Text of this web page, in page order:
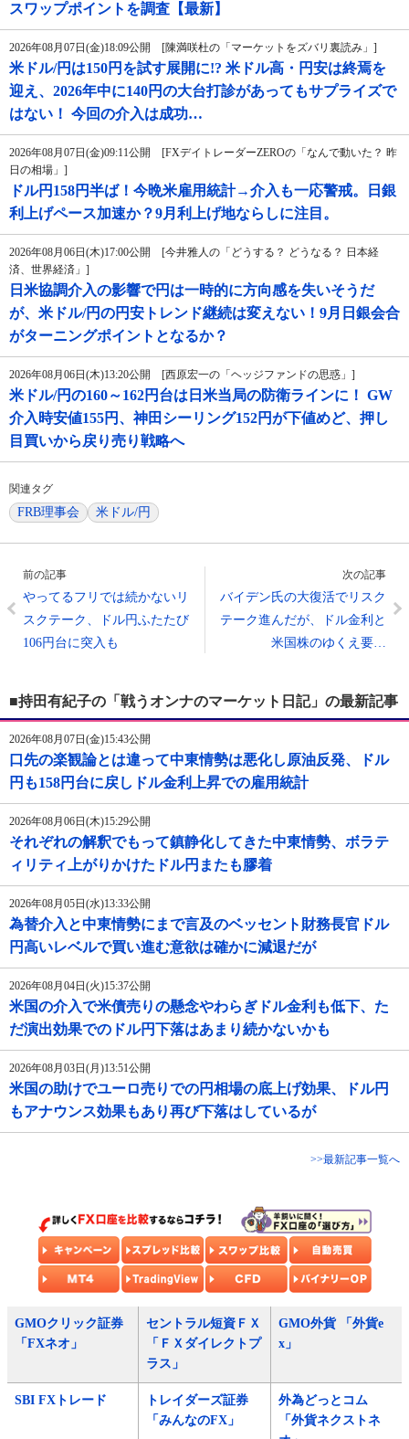
スワップポイントを調査【最新】
2026年08月07日(金)18:09公開 [陳満咲杜の「マーケットをズバリ裏読み」]
米ドル/円は150円を試す展開に!? 米ドル高・円安は終焉を
迎え、2026年中に140円の大台打診があってもサプライズで
はない！ 今回の介入は成功…
2026年08月07日(金)09:11公開 [FXデイトレーダーZEROの「なんで動いた？ 昨
日の相場」]
ドル円158円半ば！今晩米雇用統計→介入も一応警戒。日銀
利上げペース加速か？9月利上げ地ならしに注目。
2026年08月06日(木)17:00公開 [今井雅人の「どうする？ どうなる？ 日本経
済、世界経済」]
日米協調介入の影響で円は一時的に方向感を失いそうだ
が、米ドル/円の円安トレンド継続は変えない！9月日銀会合
がターニングポイントとなるか？
2026年08月06日(木)13:20公開 [西原宏一の「ヘッジファンドの思惑」]
米ドル/円の160～162円台は日米当局の防衛ラインに！ GW
介入時安値155円、神田シーリング152円が下値めど、押し
目買いから戻り売り戦略へ
関連タグ
FRB理事会 米ドル/円
前の記事
やってるフリでは続かないリ
スクテーク、ドル円ふたたび
106円台に突入も
次の記事
バイデン氏の大復活でリスク
テーク進んだが、ドル金利と
米国株のゆくえ要…
■持田有紀子の「戦うオンナのマーケット日記」の最新記事
2026年08月07日(金)15:43公開
口先の楽観論とは違って中東情勢は悪化し原油反発、ドル
円も158円台に戻しドル金利上昇での雇用統計
2026年08月06日(木)15:29公開
それぞれの解釈でもって鎮静化してきた中東情勢、ボラテ
ィリティ上がりかけたドル円またも膠着
2026年08月05日(水)13:33公開
為替介入と中東情勢にまで言及のベッセント財務長官ドル
円高いレベルで買い進む意欲は確かに減退だが
2026年08月04日(火)15:37公開
米国の介入で米債売りの懸念やわらぎドル金利も低下、た
だ演出効果でのドル円下落はあまり続かないかも
2026年08月03日(月)13:51公開
米国の助けでユーロ売りでの円相場の底上げ効果、ドル円
もアナウンス効果もあり再び下落はしているが
>>最新記事一覧へ
GMOクリック証券
「FXネオ」
セントラル短資ＦＸ
「ＦＸダイレクトプ
ラス」
GMO外貨 「外貨e
x」
SBI FXトレード
トレイダーズ証券
「みんなのFX」
外為どっとコム
「外貨ネクストネ